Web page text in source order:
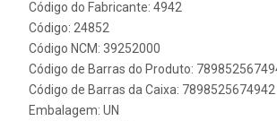
Código do Fabricante: 4942
Código: 24852
Código NCM: 39252000
Código de Barras do Produto:
Código de Barras da Caixa: 7898525674942
Embalagem: UN